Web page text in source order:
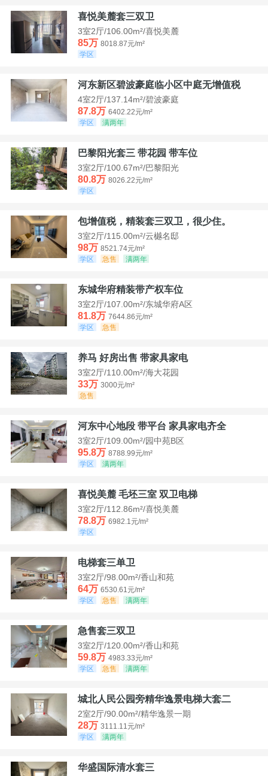
喜悦美麓套三双卫
3室2厅/106.00m²/喜悦美麓
85万 8018.87元/m²
学区
河东新区碧波豪庭临小区中庭无增值税
4室2厅/137.14m²/碧波豪庭
87.8万 6402.22元/m²
学区
满两年
巴黎阳光套三 带花园 带车位
3室2厅/100.67m²/巴黎阳光
80.8万 8026.22元/m²
学区
包增值税，精装套三双卫，很少住。
3室2厅/115.00m²/云樾名邸
98万 8521.74元/m²
学区
急售 满两年
东城华府精装带产权车位
3室2厅/107.00m²/东城华府A区
81.8万 7644.86元/m²
学区
急售
养马 好房出售 带家具家电
3室2厅/110.00m²/海大花园
33万 3000元/m²
急售
河东中心地段 带平台 家具家电齐全
3室2厅/109.00m²/园中苑B区
95.8万 8788.99元/m²
学区
满两年
喜悦美麓 毛坯三室 双卫电梯
3室2厅/112.86m²/喜悦美麓
78.8万 6982.1元/m²
学区
电梯套三单卫
3室2厅/98.00m²/香山和苑
64万 6530.61元/m²
学区
急售 满两年
急售套三双卫
3室2厅/120.00m²/香山和苑
59.8万 4983.33元/m²
学区
急售 满两年
城北人民公园旁精华逸景电梯大套二
2室2厅/90.00m²/精华逸景一期
28万 3111.11元/m²
学区
满两年
华盛国际清水套三